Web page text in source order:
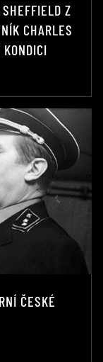
Z
CHARLES
ČESKÉ